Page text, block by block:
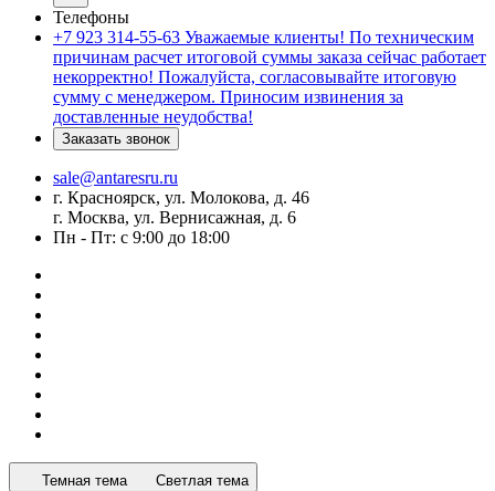
Телефоны
+7 923 314-55-63 Уважаемые клиенты! По техническим
причинам расчет итоговой суммы заказа сейчас работает
некорректно! Пожалуйста, согласовывайте итоговую
сумму с менеджером. Приносим извинения за
доставленные неудобства!
Заказать звонок
sale@antaresru.ru
г. Красноярск, ул. Молокова, д. 46
г. Москва, ул. Вернисажная, д. 6
Пн - Пт: с 9:00 до 18:00
Темная тема Светлая тема